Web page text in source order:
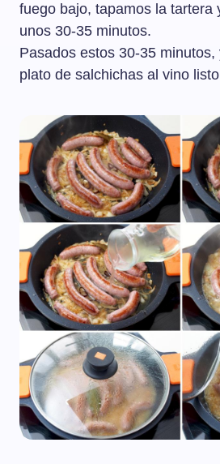
fuego bajo, tapamos la tartera
unos 30-35 minutos.
Pasados estos 30-35
plato de salchichas al vino